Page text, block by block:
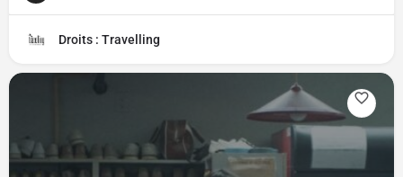
Droits : Travelling